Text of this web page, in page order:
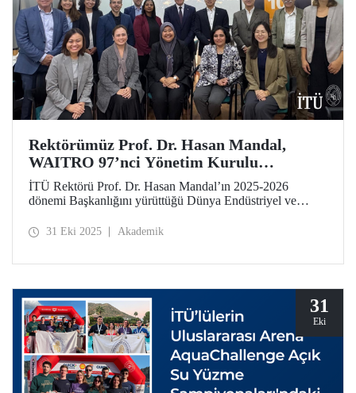
Rektörümüz Prof. Dr. Hasan Mandal,
WAITRO 97’nci Yönetim Kurulu
Toplantısı’na Katıldı
İTÜ Rektörü Prof. Dr. Hasan Mandal’ın 2025-2026
dönemi Başkanlığını yürüttüğü Dünya Endüstriyel ve
97’nci Yönetim Kurulu Toplantısı’nı Şili’nin Santiago
31 Eki 2025 Akademik
31
Eki